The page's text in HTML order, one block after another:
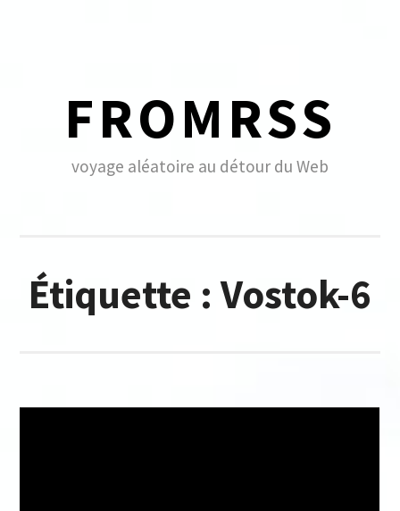
FROMRSS
voyage aléatoire au détour du Web
Étiquette :Vostok-6